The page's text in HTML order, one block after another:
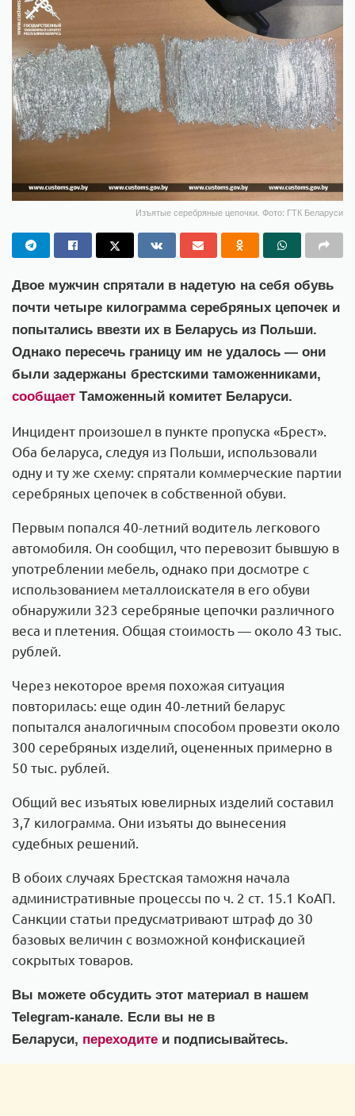
Изъятые серебряные цепочки. Фото: ГТК Беларуси
Двое мужчин спрятали в надетую на себя обувь
почти четыре килограмма серебряных цепочек и
попытались ввезти их в Беларусь из Польши.
Однако пересечь границу им не удалось — они
были задержаны брестскими таможенниками,
сообщает Таможенный комитет Беларуси.
Инцидент произошел в пункте пропуска «Брест».
Оба беларуса, следуя из Польши, использовали
одну и ту же схему: спрятали коммерческие партии
серебряных цепочек в собственной обуви.
Первым попался 40-летний водитель легкового
автомобиля. Он сообщил, что перевозит бывшую в
употреблении мебель, однако при досмотре с
использованием металлоискателя в его обуви
обнаружили 323 серебряные цепочки различного
веса и плетения. Общая стоимость — около 43 тыс.
рублей.
Через некоторое время похожая ситуация
повторилась: еще один 40-летний беларус
попытался аналогичным способом провезти около
300 серебряных изделий, оцененных примерно в
50 тыс. рублей.
Общий вес изъятых ювелирных изделий составил
3,7 килограмма. Они изъяты до вынесения
судебных решений.
В обоих случаях Брестская таможня начала
административные процессы по ч. 2 ст. 15.1 КоАП.
Санкции статьи предусматривают штраф до 30
базовых величин с возможной конфискацией
сокрытых товаров.
Вы можете обсудить этот материал в нашем
Telegram-канале. Если вы не в
Беларуси, переходите и подписывайтесь.